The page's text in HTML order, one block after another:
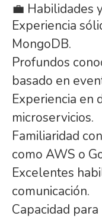
💼 Habilidades
Experiencia
MongoDB.
Profundos
basado en
Experiencia en
microservicios.
Familiaridad
como AWS o
Excelentes
comunicación.
Capacidad